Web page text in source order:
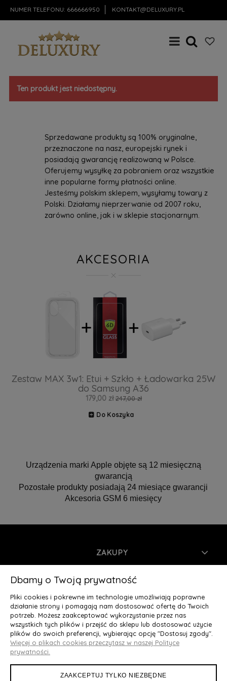
NUMER TELEFONU: 666666950 KONTAKT@DELUXURY.PL
Ten produkt jest niedostępny.
Sprzedawane produkty są 100% oryginalne,
przeznaczone na nasz, europejski rynek i
posiadają gwarancję realizowaną w Polsce.
Oferujemy wysyłkę za pobraniem oraz wszystkie
inne popularne formy płatności online.
Jesteśmy polskim sklepem, wysyłamy towary z
Polski. Działamy nieprzerwanie od 2007 roku,
zarówno online, jak i w sklepie stacjonarnym.
AKCESORIA
Zestaw MAX 3w1: Etui + Szkło + Ładowarka 25W
do Samsung A36
179,00 zł 247,00 zł
Do Koszyka
Urządzenia marki Apple objęte są 12 miesięczną
gwarancją
Pozostałe produkty posiadają 24 miesiące gwarancji
Akcesoria GSM 6 miesięcy
ZAKUPY
INFORMACJE
MOJE KONTO
O NAS
Deluxury.pl
Dbamy o Twoją prywatność
Pliki cookies i pokrewne im technologie umożliwiają poprawne
działanie strony i pomagają nam dostosować ofertę do Twoich
potrzeb. Możesz zaakceptować wykorzystanie przez nas
wszystkich tych plików i przejść do sklepu lub dostosować użycie
plików do swoich preferencji, wybierając opcję "Dostosuj zgody".
Więcej o plikach cookies przeczytasz w naszej Polityce
prywatności.
ZAAKCEPTUJ TYLKO NIEZBĘDNE